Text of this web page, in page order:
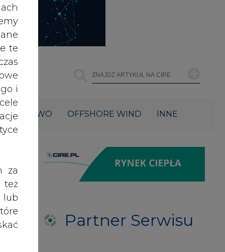
OFFSHORE WIND INNE
te
i
za
też
lub
Partner Serwisu